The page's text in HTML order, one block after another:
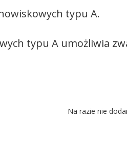
typu A.
typu A umożliwia
Na razie nie